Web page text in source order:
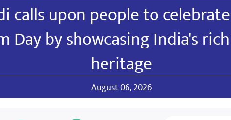
calls upon people to
Day by showcasing India's
heritage
August 06, 2026